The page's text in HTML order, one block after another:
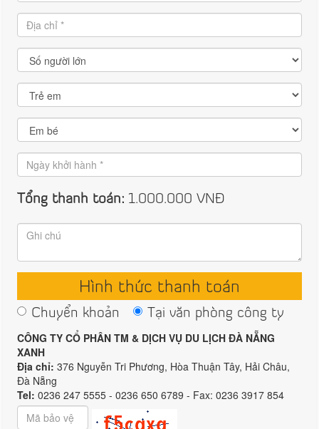
Tổng thanh toán: 1.000.000 VNĐ
Hình thức thanh toán
Chuyển khoản
Tại văn phòng công ty
CÔNG TY CỔ PHÂN TM & DỊCH VỤ DU LỊCH ĐÀ NẴNG
XANH
Địa chỉ: 376 Nguyễn Tri Phương, Hòa Thuận Tây, Hải Châu,
Đà Nẵng
Tel: 0236 247 5555 - 0236 650 6789 - Fax: 0236 3917 854